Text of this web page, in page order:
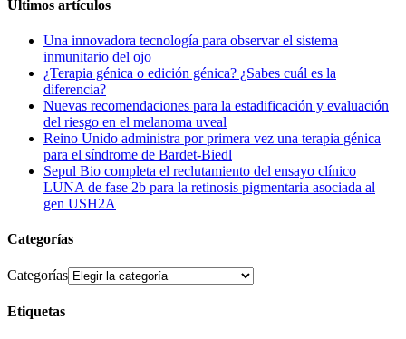
Últimos artículos
Una innovadora tecnología para observar el sistema
inmunitario del ojo
¿Terapia génica o edición génica? ¿Sabes cuál es la
diferencia?
Nuevas recomendaciones para la estadificación y evaluación
del riesgo en el melanoma uveal
Reino Unido administra por primera vez una terapia génica
para el síndrome de Bardet-Biedl
Sepul Bio completa el reclutamiento del ensayo clínico
LUNA de fase 2b para la retinosis pigmentaria asociada al
gen USH2A
Categorías
Categorías
Etiquetas